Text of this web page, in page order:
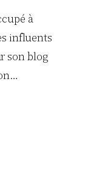
à
influents
son blog